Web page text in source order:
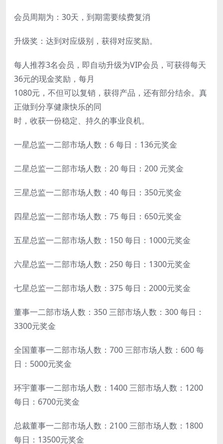
会员周期为：30天，到期需要续费复消
升级奖：达到对应级别，获得对应奖励。
每人推荐3名会员，即自动升级为VIP会员，可获得每天
36元的现金奖励，每月
1080元，不但可以复销，获得产品，还有部分结余。真
正做到分享健康快乐的同
时，收获一份稳定、持久的事业良机。
一星总监一二部市场人数：6 每日：136元奖金
二星总监一二部市场人数：20 每日：200 元奖金
三星总监一二部市场人数：40 每日：350元奖金
四星总监一二部市场人数：75 每日：650元奖金
五星总监一二部市场人数：150 每日：1000元奖金
六星总监一二部市场人数：250 每日：1300元奖金
七星总监一二部市场人数：375 每日：2000元奖金
董事一二部市场人数：350 三部市场人数：300 每日：
3300元奖金
全国董事一二部市场人数：700 三部市场人数：600 每
日：5000元奖金
环宇董事一二部市场人数：1400 三部市场人数：1200
每日：6700元奖金
总裁董事一二部市场人数：2100 三部市场人数：1800
每日：13500元奖金